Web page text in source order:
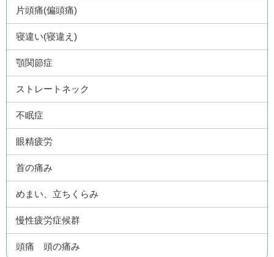
片頭痛(偏頭痛)
寝違い(寝違え)
顎関節症
ストレートネック
不眠症
眼精疲労
首の痛み
めまい、立ちくらみ
慢性疲労症候群
頭痛 頭の痛み